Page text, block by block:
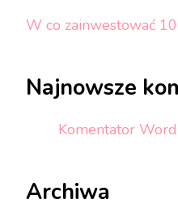
W co zainwestować
Najnowsze
Komentator
Archiwa